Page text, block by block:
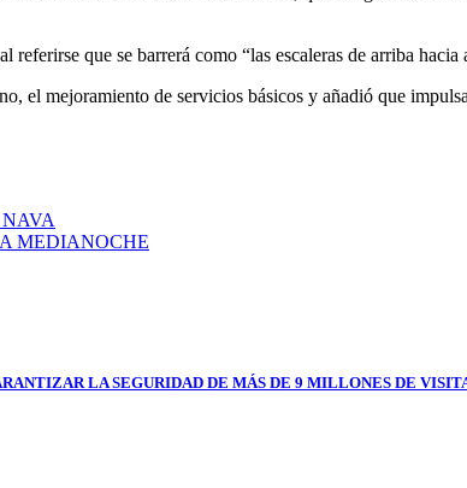
que se barrerá como “las escaleras de arriba hacia
el mejoramiento de servicios básicos y añadió que
MEDIANOCHE
LA SEGURIDAD DE MÁS DE 9 MILLONES DE